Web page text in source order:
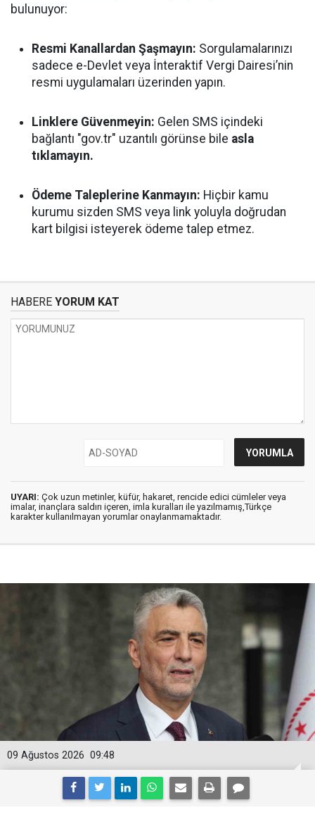
bulunuyor:
Resmi Kanallardan Şaşmayın: Sorgulamalarınızı
sadece e-Devlet veya İnteraktif Vergi Dairesi’nin
resmi uygulamaları üzerinden yapın.
Linklere Güvenmeyin: Gelen SMS içindeki
bağlantı "gov.tr" uzantılı görünse bile asla
tıklamayın.
Ödeme Taleplerine Kanmayın: Hiçbir kamu
kurumu sizden SMS veya link yoluyla doğrudan
kart bilgisi isteyerek ödeme talep etmez.
HABERE YORUM KAT
UYARI: Çok uzun metinler, küfür, hakaret, rencide edici cümleler veya
imalar, inançlara saldırı içeren, imla kuralları ile yazılmamış,Türkçe
karakter kullanılmayan yorumlar onaylanmamaktadır.
09:48
09 Ağustos 2026